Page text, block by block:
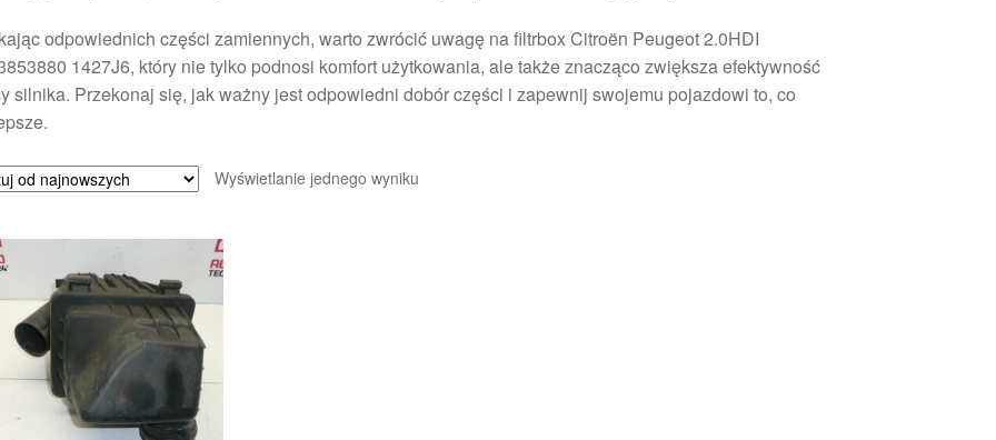
odpowiednich części zamiennych, warto zwrócić uwagę na filtrbox Citroën Peugeot 2.0HDI
1427J6, który nie tylko podnosi komfort użytkowania, ale także znacząco zwiększa efektywność
silnika. Przekonaj się, jak ważny jest odpowiedni dobór części i zapewnij swojemu pojazdowi to, co
Wyświetlanie jednego wyniku